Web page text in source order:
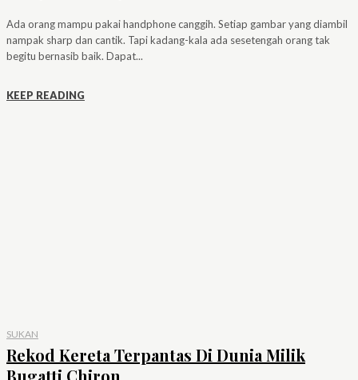
Ada orang mampu pakai handphone canggih. Setiap gambar yang diambil
nampak sharp dan cantik. Tapi kadang-kala ada sesetengah orang tak
begitu bernasib baik. Dapat...
KEEP READING
SUKAN
Rekod Kereta Terpantas Di Dunia Milik
Bugatti Chiron